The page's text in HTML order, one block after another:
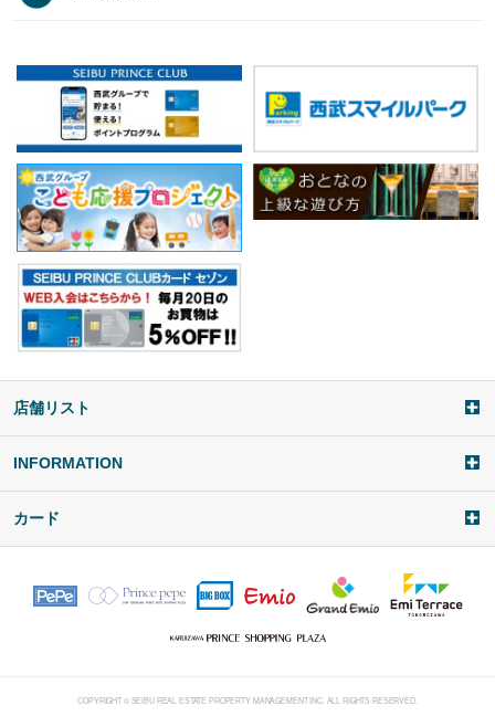
店舗リスト
a
d
d
e
INFORMATION
カード
COPYRIGHT © SEIBU REAL ESTATE PROPERTY MANAGEMENT INC. ALL RIGHTS RESERVED.